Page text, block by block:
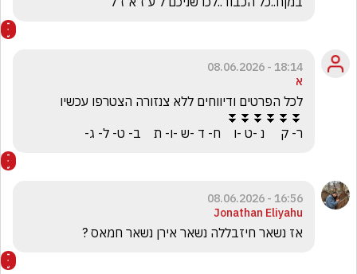
18:14 - 08.06.2026
א
ר- ק     נ -ט -ו    ח- ד -ש -ו- ת    ב- ט- ל- ג-
16:56 - 08.06.2026
Jonathan Eliyahu
אז נשאר חיזבללה נשאר אירן נשאר חמאס ?